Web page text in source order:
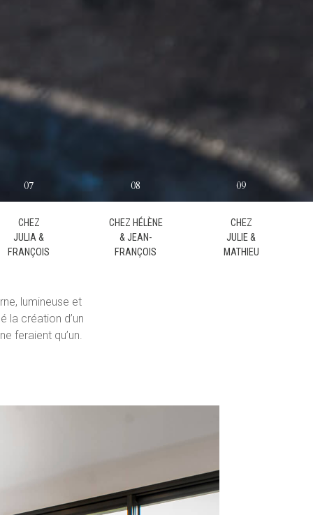
07
CHEZ
JULIA &
FRANÇOIS
08
CHEZ HÉLÈNE
& JEAN-
FRANÇOIS
09
CHEZ
JULIE &
MATHIEU
lumineuse et
la création d’un
feraient qu’un.